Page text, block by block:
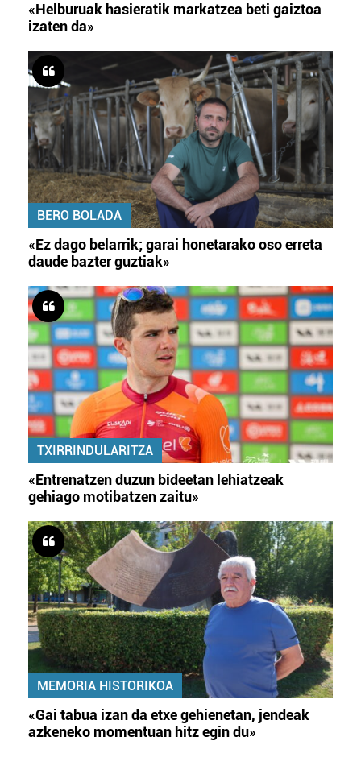
«Helburuak hasieratik markatzea beti gaiztoa
izaten da»
BERO BOLADA
«Ez dago belarrik; garai honetarako oso erreta
daude bazter guztiak»
TXIRRINDULARITZA
«Entrenatzen duzun bideetan lehiatzeak
gehiago motibatzen zaitu»
MEMORIA HISTORIKOA
«Gai tabua izan da etxe gehienetan, jendeak
azkeneko momentuan hitz egin du»